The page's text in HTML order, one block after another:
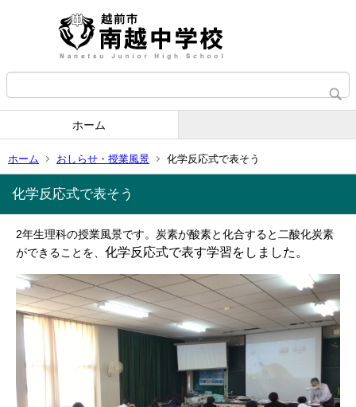
ホーム
ホーム おしらせ・授業風景 化学反応式で表そう
化学反応式で表そう
2年生理科の授業風景です。炭素が酸素と化合すると二酸化炭素
ができることを、 化学反応式で表す学習をしました。